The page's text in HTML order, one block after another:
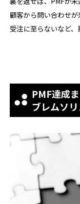
顧客から問い合わせ
受注に至らないなど、
PMF達成
ブレムソリ